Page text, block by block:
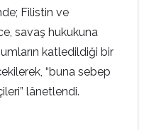
Filistin ve
savaş hukukuna
katledildiği bir
“buna sebep
lânetlendi.